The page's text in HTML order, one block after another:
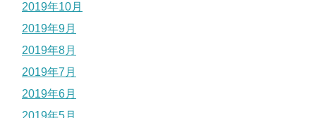
2019年10月
2019年9月
2019年8月
2019年7月
2019年6月